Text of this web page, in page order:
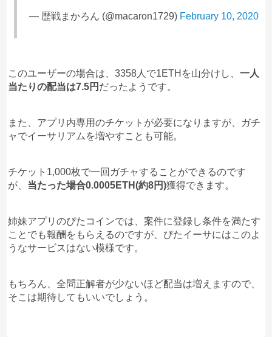
— 歴戦まかろん (@macaron1729) February 10, 2020
このユーザーの場合は、3358人で1ETHを山分けし、一人
当たりの配当は7.5円 だったようです。
また、アプリ内専用のチケットが必要になりますが、ガチ
ャでイーサリアムを増やすことも可能。
チケット1,000枚で一回ガチャすることができるのです
が、 当たった場合0.0005ETH(約8円)獲得できます。
姉妹アプリのぴたコインでは、案件に登録し条件を満たす
ことでも報酬をもらえるのですが、ぴたイーサにはこのよ
うなサービスはない模様です。
もちろん、全問正解者が少ないほど配当は増えますので、
そこは期待してもいいでしょう。